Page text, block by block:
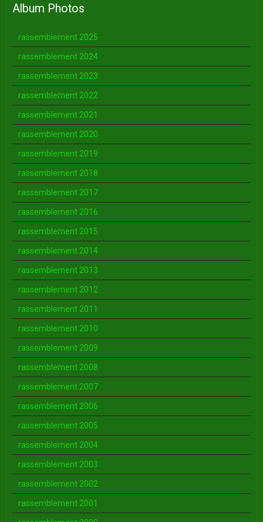
Album Photos
rassemblement 2025
rassemblement 2024
rassemblement 2023
rassemblement 2022
rassemblement 2021
rassemblement 2020
rassemblement 2019
rassemblement 2018
rassemblement 2017
rassemblement 2016
rassemblement 2015
rassemblement 2014
rassemblement 2013
rassemblement 2012
rassemblement 2011
rassemblement 2010
rassemblement 2009
rassemblement 2008
rassemblement 2007
rassemblement 2006
rassemblement 2005
rassemblement 2004
rassemblement 2003
rassemblement 2002
rassemblement 2001